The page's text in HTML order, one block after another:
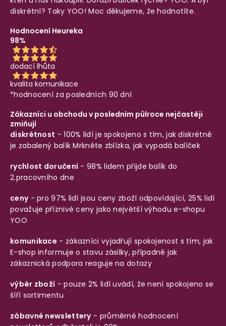
diskrétní? Taky YOO! Moc děkujeme, že hodnotíte.
Hodnocení Heureka
98%
dodací lhůta
kvalita komunikace
*hodnocení za posledních 90 dní
Zákazníci u obchodu v posledním půlroce nejčastěji
zmiňují
diskrétnost - 100% lidí je spokojeno s tím, jak diskrétně
je zabalený balíkMrkněte zblízka, jak vypadá balíček
rychlost doručení - 98% lidem přijde balík do
2.pracovního dne
ceny- pro 97% lidí jsou ceny zboží odpovídající, 25% lidí
považuje příznivé ceny jako největší výhodu e-shopu
YOO
komunikace - zákazníci vyjadřují spokojenost s tím, jak
E-shop informuje o stavu zásilky, případně jak
zákaznická podpora reaguje na dotazy
výběr zboží - pouze 2% lidí uvádí, že není spokojeno se
šíří sortimentu
zábavné newslettery- průměrné hodnocení